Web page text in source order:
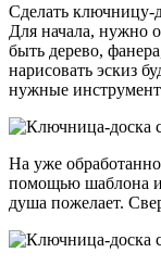
Сделать ключницу-
Для начала, нужно
быть дерево,
нарисовать эскиз
нужные
На уже
помощью шаблона и
душа пожелает.